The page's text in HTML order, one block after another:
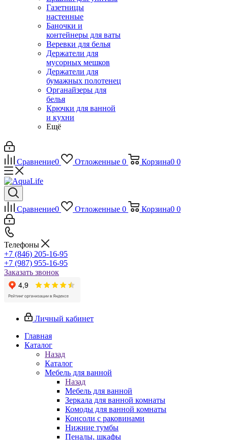
Газетницы
настенные
Баночки и
контейнеры для ваты
Веревки для белья
Держатели для
мусорных мешков
Держатели для
бумажных полотенец
Органайзеры для
белья
Крючки для ванной
и кухни
Ещё
Сравнение0 Отложенные 0 Корзина0 0
Сравнение0 Отложенные 0 Корзина0 0
Телефоны
+7 (846) 205-16-95
+7 (987) 955-16-95
Заказать звонок
Личный кабинет
Главная
Каталог
Назад
Каталог
Мебель для ванной
Назад
Мебель для ванной
Зеркала для ванной комнаты
Комоды для ванной комнаты
Консоли с раковинами
Нижние тумбы
Пеналы, шкафы